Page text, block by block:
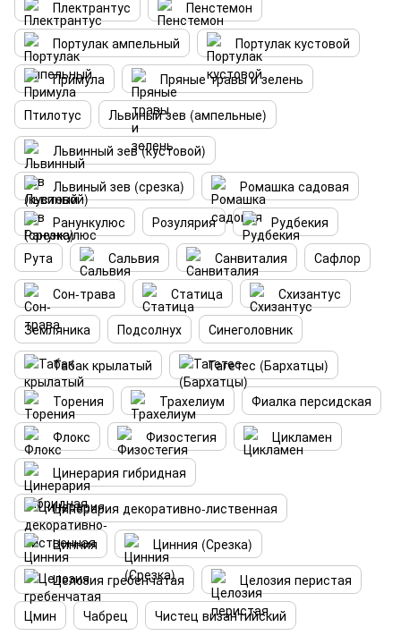
Плектрантус
Пенстемон
Портулак ампельный
Портулак кустовой
Примула
Пряные травы и зелень
Птилотус
Львиный зев (ампельные)
Львинный зев (кустовой)
Львиный зев (срезка)
Ромашка садовая
Ранункулюс
Розулярия
Рудбекия
Рута
Сальвия Санвиталия
Сафлор
Сон-трава
Статица
Схизантус
Земляника
Подсолнух
Синеголовник
Табак крылатый
Тагетес (Бархатцы)
Торения
Трахелиум
Фиалка персидская
Флокс
Физостегия
Цикламен
Цинерария гибридная
Цинерария декоративно-лиственная
Цинния
Цинния (Срезка)
Целозия гребенчатая
Целозия перистая
Цмин
Чабрец Чистец византийский